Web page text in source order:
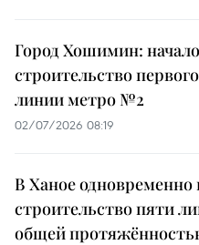
Город Хошимин:
строительство
линии метро №2
02/07/2026 08:19
В Ханое одновременно
строительство пяти
общей